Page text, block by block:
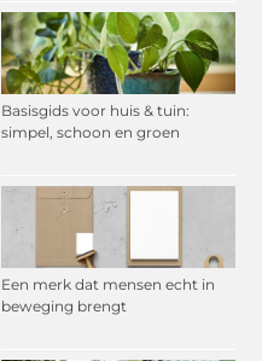
Basisgids voor huis & tuin:
simpel, schoon en groen
Een merk dat mensen echt in
beweging brengt